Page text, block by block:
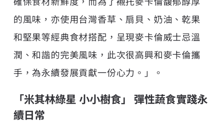
的風味，亦使用台灣香草、扇貝、奶油、乾果
和堅果等經典食材搭配，呈現麥卡倫威士忌溫
潤、和諧的完美風味，此次很高興和麥卡倫攜
手，為永續發展貢獻一份心力。」。
「米其林綠星 小小樹食」 彈性蔬食實踐永
續日常